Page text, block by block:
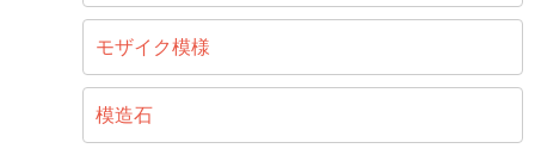
モザイク模様
模造石